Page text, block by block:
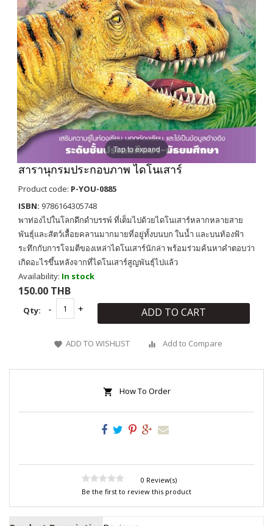
Tap to expand
สารานุกรมประกอบภาพ ไดโนเสาร์
Product code: P-YOU-0885
ISBN: 9786164305748
พาท่องไปในโลกดึกดำบรรพ์ ที่เต็มไปด้วยไดโนเสาร์หลากหลายสาย
พันธุ์และสัตว์เลื้อยคลานมากมายที่อยู่ทั้งบนบก ในน้ำ และบนท้องฟ้า
ระทึกกับการโจมตีของเหล่าไดโนเสาร์นักล่า พร้อมร่วมค้นหาคำตอบว่า
เกิดอะไรขึ้นหลังจากที่ไดโนเสาร์สูญพันธุ์ไปแล้ว
Availability: In stock
150.00 THB
Qty: ADD TO CART
ADD TO WISHLIST Add to Compare
How To Order
0 Review(s)
Be the first to review this product